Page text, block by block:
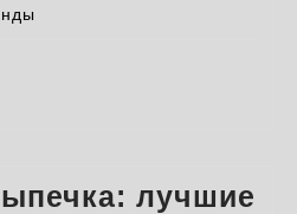
лучшие